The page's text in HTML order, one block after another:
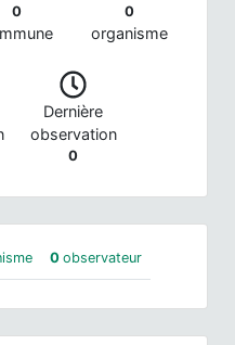
0 0
organisme
Dernière
observation
0
0 observateur